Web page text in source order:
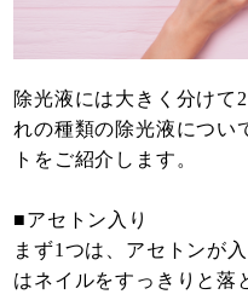
除光液には大きく分けて
れの種類の除光液につい
トをご紹介します。
■アセトン入り
まず1つは、アセトンが
はネイルをすっきりと落